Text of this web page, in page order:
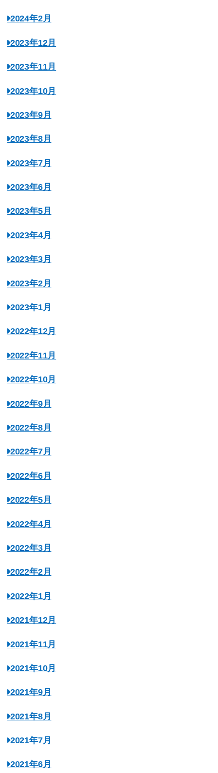
2024年2月
2023年12月
2023年11月
2023年10月
2023年9月
2023年8月
2023年7月
2023年6月
2023年5月
2023年4月
2023年3月
2023年2月
2023年1月
2022年12月
2022年11月
2022年10月
2022年9月
2022年8月
2022年7月
2022年6月
2022年5月
2022年4月
2022年3月
2022年2月
2022年1月
2021年12月
2021年11月
2021年10月
2021年9月
2021年8月
2021年7月
2021年6月